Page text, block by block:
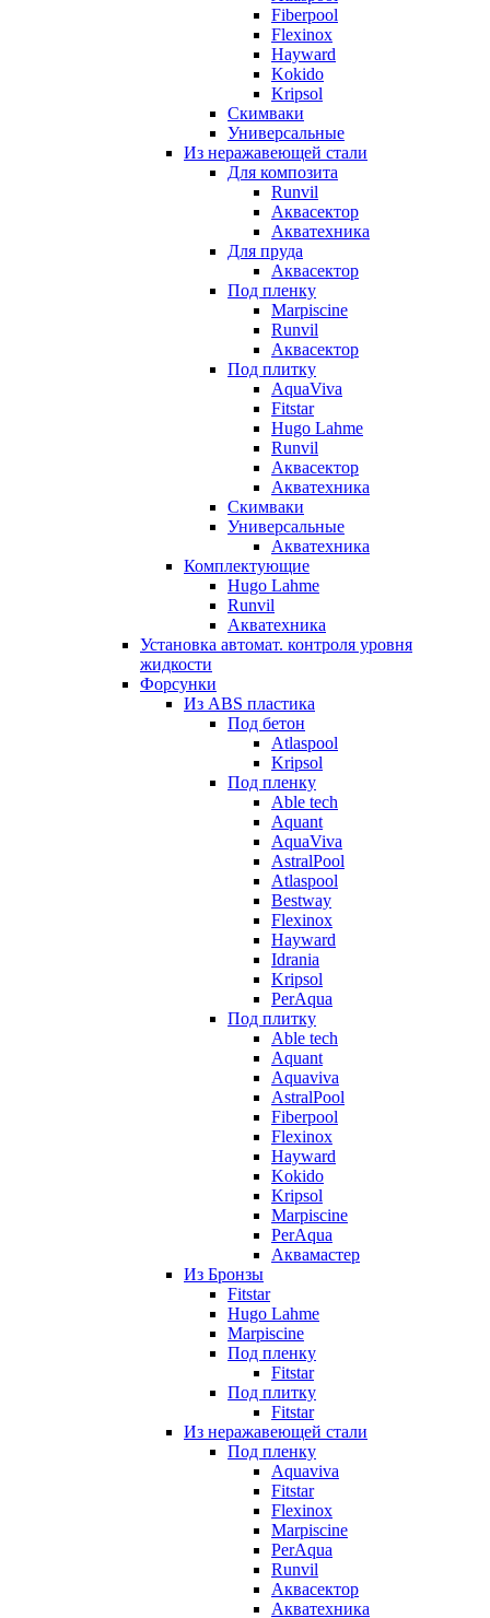
Fiberpool
Flexinox
Hayward
Kokido
Kripsol
Скимваки
Универсальные
Из неражавеющей стали
Для композита
Runvil
Аквасектор
Акватехника
Для пруда
Аквасектор
Под пленку
Marpiscine
Runvil
Аквасектор
Под плитку
AquaViva
Fitstar
Hugo Lahme
Runvil
Аквасектор
Акватехника
Скимваки
Универсальные
Акватехника
Комплектующие
Hugo Lahme
Runvil
Акватехника
Установка автомат. контроля уровня
жидкости
Форсунки
Из ABS пластика
Под бетон
Atlaspool
Kripsol
Под пленку
Able tech
Aquant
AquaViva
AstralPool
Atlaspool
Bestway
Flexinox
Hayward
Idrania
Kripsol
PerAqua
Под плитку
Able tech
Aquant
Aquaviva
AstralPool
Fiberpool
Flexinox
Hayward
Kokido
Kripsol
Marpiscine
PerAqua
Аквамастер
Из Бронзы
Fitstar
Hugo Lahme
Marpiscine
Под пленку
Fitstar
Под плитку
Fitstar
Из неражавеющей стали
Под пленку
Aquaviva
Fitstar
Flexinox
Marpiscine
PerAqua
Runvil
Аквасектор
Акватехника